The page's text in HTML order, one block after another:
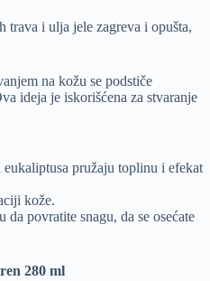
trava i ulja jele zagreva i opušta,
na kožu se podstiče
ideja je iskorišćena za stvaranje
pružaju toplinu i efekat
kože.
povratite snagu, da se osećate
280 ml